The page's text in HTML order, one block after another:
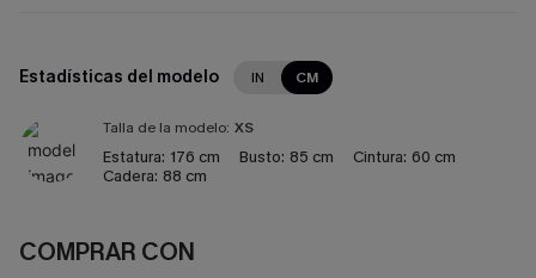
Estadísticas del modelo IN CM
Talla de la modelo: XS
Estatura: 176 cm Busto: 85 cm Cintura: 60 cm
Cadera: 88 cm
COMPRAR CON